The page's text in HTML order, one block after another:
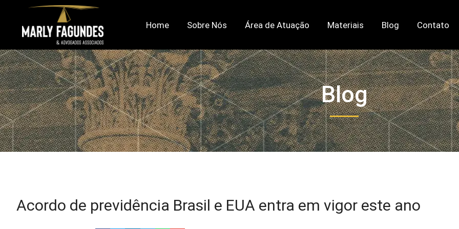
Home Sobre Nós Área de Atuação Materiais Blog Contato
Blog
Acordo de previdência Brasil e EUA entra em vigor este ano